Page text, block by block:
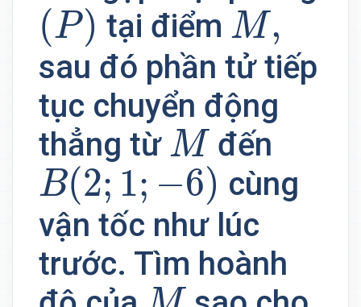
(P) tại điểm M ,
M,
sau đó phần tử tiếp
tục chuyển động
thẳng từ M
M đến
B(2; 1; −6)
B(2;1;− 6)
cùng
vận tốc như lúc
trước. Tìm hoành
M